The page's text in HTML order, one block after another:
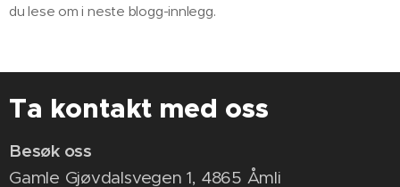
du lese om i neste blogg-innlegg. 😉
Ta kontakt med oss
Besøk oss
Gamle Gjøvdalsvegen 1, 4865 Åmli